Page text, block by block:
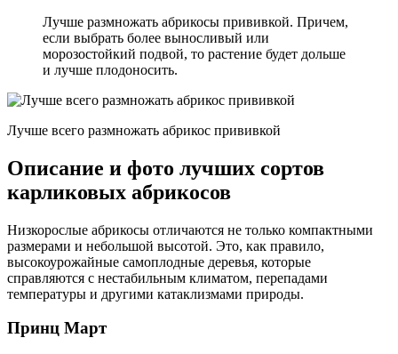
Лучше размножать абрикосы прививкой. Причем,
если выбрать более выносливый или
морозостойкий подвой, то растение будет дольше
и лучше плодоносить.
Лучше всего размножать абрикос прививкой
Описание и фото лучших сортов
карликовых абрикосов
Низкорослые абрикосы отличаются не только компактными
размерами и небольшой высотой. Это, как правило,
высокоурожайные самоплодные деревья, которые
справляются с нестабильным климатом, перепадами
температуры и другими катаклизмами природы.
Принц Март